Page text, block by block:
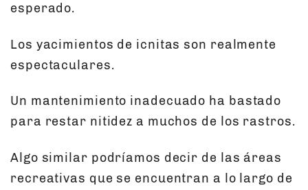
esperado.
Los yacimientos de icnitas son realmente
espectaculares.
Un mantenimiento inadecuado ha bastado
para restar nitidez a muchos de los rastros.
Algo similar podríamos decir de las áreas
recreativas que se encuentran a lo largo de